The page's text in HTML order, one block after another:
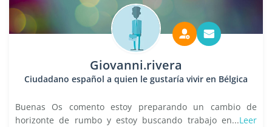
Giovanni.rivera
Ciudadano español a quien le gustaría vivir en Bélgica
Buenas Os comento estoy preparando un cambio de
horizonte de rumbo y estoy buscando trabajo en...Leer